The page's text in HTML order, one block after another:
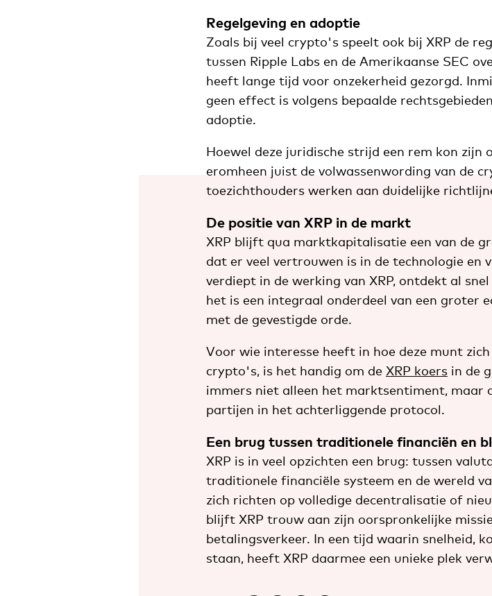
Regelgeving en adoptie
Zoals bij veel crypto's speelt ook bij XRP de
tussen Ripple Labs en de Amerikaanse SEC
heeft lange tijd voor onzekerheid gezorgd.
geen effect is volgens bepaalde
adoptie.
Hoewel deze juridische strijd een rem kon
eromheen juist de volwassenwording van de
toezichthouders werken aan duidelijke
De positie van XRP in de markt
XRP blijft qua marktkapitalisatie een van de
dat er veel vertrouwen is in de technologie en
verdiept in de werking van XRP, ontdekt al
het is een integraal onderdeel van een groter
met de gevestigde orde.
Voor wie interesse heeft in hoe deze munt
crypto's, is het handig om de XRP koers in de
immers niet alleen het marktsentiment,
partijen in het achterliggende protocol.
Een brug tussen traditionele financiën en
XRP is in veel opzichten een brug: tussen
traditionele financiële systeem en de wereld
zich richten op volledige decentralisatie of
blijft XRP trouw aan zijn oorspronkelijke
betalingsverkeer. In een tijd waarin snelheid,
staan, heeft XRP daarmee een unieke plek